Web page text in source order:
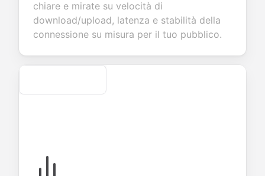
products or
account
creation.
transactions.
candidate
chiare e mirate su velocità di
download/upload, latenza e stabilità della
connessione su misura per il tuo pubblico.
Secure